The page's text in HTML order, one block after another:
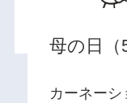
母の日（
カーネー